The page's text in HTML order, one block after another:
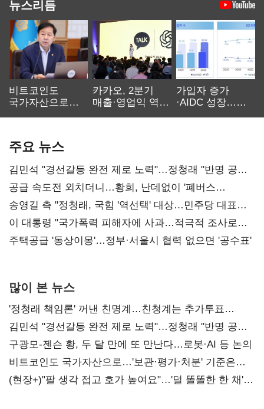
뉴스리듬
비트코인도
국가자산으로…'
카카오, 2분기
매출·영업익 역대
가입자 증가
·AIDC 성장…
주요 뉴스
김민석 "경선갈등 완전 제로 노력"…정청래 "반명 공세
사과부터"
공급 속도전 외치더니…황희, 난데없이 '폐버스
리모델링' 제안
송영길 측 "정청래, 국힘 '역선택' 대상…민주당 대표로
총선 지휘 못해"
이 대통령 "국가폭력 피해자에 사과…적극적 조사로
진실 밝혀야"
주택공급 '동상이몽'…정부·서울시 협력 없으면 '공수표'
많이 본 뉴스
'정청래 책임론' 꺼낸 친명계…친청계는 추가투표
때리기
김민석 "경선갈등 완전 제로 노력"…정청래 "반명 공세
사과부터"
구광모-젠슨 황, 두 달 만에 또 만난다…로봇·AI 등 논의
비트코인도 국가자산으로…'보관·평가·처분' 기준은
숙제
(현장+)"팔 생각 접고 호가 높여요"…'덜 똘똘한 한 채'